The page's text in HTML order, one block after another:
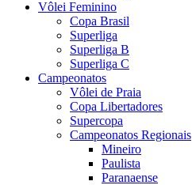
Vôlei Feminino
Copa Brasil
Superliga
Superliga B
Superliga C
Campeonatos
Vôlei de Praia
Copa Libertadores
Supercopa
Campeonatos Regionais
Mineiro
Paulista
Paranaense